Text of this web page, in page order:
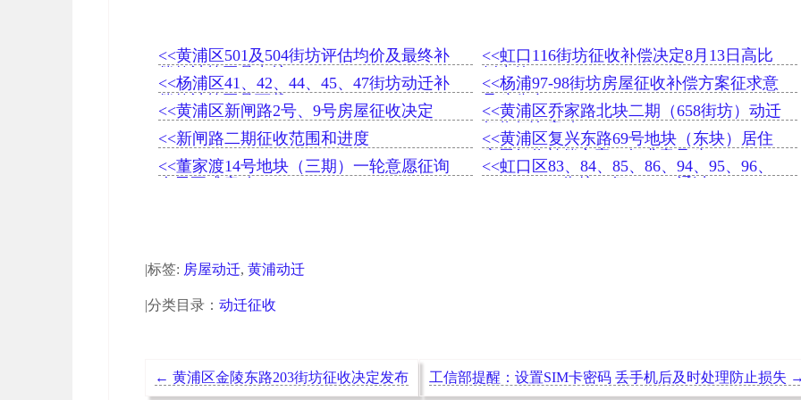
<<黄浦区501及504街坊评估均价及最终补
偿款计算工具出炉
<<虹口116街坊征收补偿决定8月13日高比
例生效
<<杨浦区41、42、44、45、47街坊动迁补
偿款计算工具下载
<<杨浦97-98街坊房屋征收补偿方案征求意
见稿公布
<<黄浦区新闸路2号、9号房屋征收决定
<<黄浦区乔家路北块二期（658街坊）动迁
征收征询启动
<<新闸路二期征收范围和进度
<<黄浦区复兴东路69号地块（东块）居住
房屋征收补偿方案（征求意见稿）
<<董家渡14号地块（三期）一轮意愿征询
<<虹口区83、84、85、86、94、95、96、
|标签: 房屋动迁, 黄浦动迁
|分类目录： 动迁征收
← 黄浦区金陵东路203街坊征收决定发布 工信部提醒：设置SIM卡密码 丢手机后及时处理防止损失